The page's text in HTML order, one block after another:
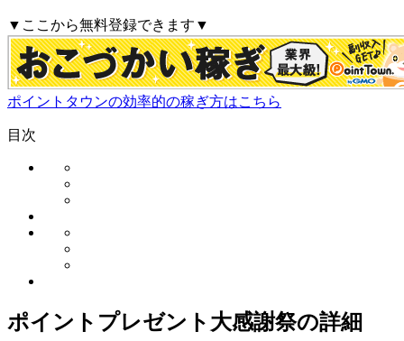
▼ここから無料登録できます▼
ポイントタウンの効率的の稼ぎ方はこちら
目次
ポイントプレゼント大感謝祭の詳細